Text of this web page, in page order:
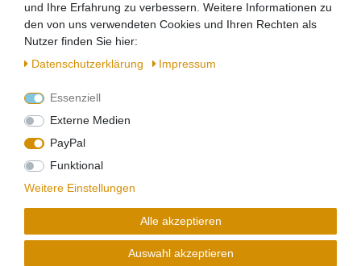
Kontakt
Zahlungsarten
und Ihre Erfahrung zu verbessern. Weitere Informationen zu
den von uns verwendeten Cookies und Ihren Rechten als
Nutzer finden Sie hier:
Daten­schutz­erklärung
Impressum
Essenziell
Externe Medien
PayPal
Funktional
Weitere Einstellungen
Alle akzeptieren
Auswahl akzeptieren